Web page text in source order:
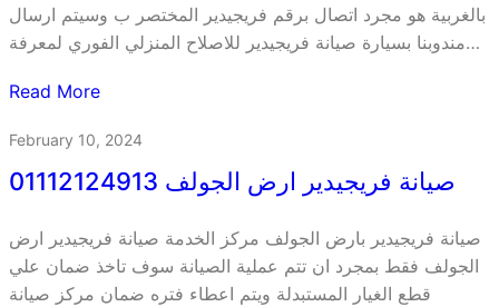
بالغربية هو مجرد اتصال برقم فريجيدير المختصر ب وسيتم ارسال
مندوبنا بسيارة صيانة فريجيدير للاصلاح المنزلي الفوري لمعرفة…
Read More
February 10, 2024
صيانة فريجيدير ارض الجولف 01112124913
صيانة فريجيدير بارض الجولف مركز الخدمة صيانة فريجيدير ارض
الجولف فقط بمجرد ان تتم عملية الصيانة سوف تاخذ ضمان علي
قطع الغيار المستبدلة ويتم اعطاء فتره ضمان مركز صيانة